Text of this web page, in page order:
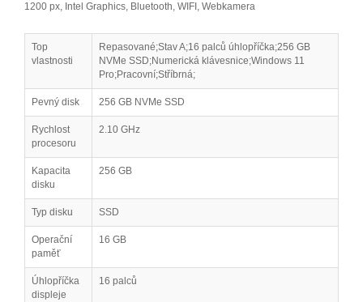
1200 px, Intel Graphics, Bluetooth, WIFI, Webkamera
Top
vlastnosti
Repasované;Stav A;16 palců úhlopříčka;256 GB
NVMe SSD;Numerická klávesnice;Windows 11
Pro;Pracovní;Stříbrná;
Pevný disk 256 GB NVMe SSD
Rychlost
procesoru
2.10 GHz
Kapacita
disku
256 GB
Typ disku SSD
Operační
paměť
16 GB
Úhlopříčka
displeje
16 palců